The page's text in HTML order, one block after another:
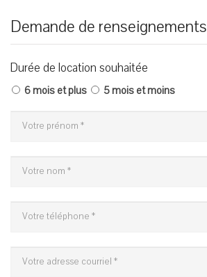
Demande de renseignements
Durée de location souhaitée
6 mois et plus 5 mois et moins